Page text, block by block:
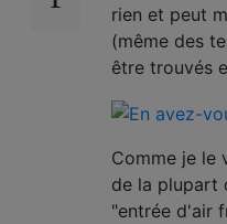
rien et peut
(même des
être trouvés
Comme je le
de la plupart
"entrée d'air